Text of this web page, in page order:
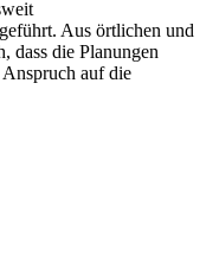
Aus örtlichen und
dass die Planungen
auf die